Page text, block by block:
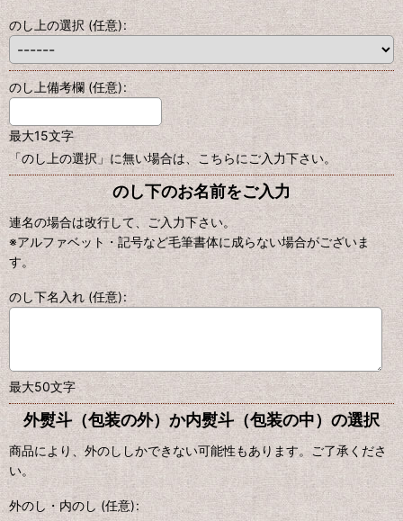
のし上の選択 (任意):
のし上備考欄(任意):
最大15文字
「のし上の選択」に無い場合は、こちらにご入力下さい。
のし下のお名前をご入力
連名の場合は改行して、ご入力下さい。
※アルファベット・記号など毛筆書体に成らない場合がございま
す。
のし下名入れ (任意):
最大50文字
外熨斗（包装の外）か内熨斗（包装の中）の選択
商品により、外のししかできない可能性もあります。ご了承くださ
い。
外のし・内のし (任意):